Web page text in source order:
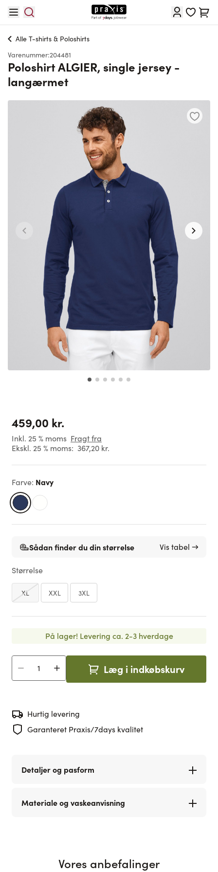
Cart
Alle T-shirts & Poloshirts
Varenummer:204481
Poloshirt ALGIER, single jersey -
langærmet
459,00 kr.
Inkl. 25 % moms Fragt fra
Ekskl. 25 % moms: 367,20 kr.
Farve: Navy
Sådan finder du din størrelse Vis tabel →
Størrelse
XL XXL 3XL
På lager! Levering ca. 2-3 hverdage
Antal Læg i indkøbskurv
Hurtig levering
Garanteret Praxis/7days kvalitet
Detaljer og pasform
Materiale og vaskeanvisning
Vores anbefalinger